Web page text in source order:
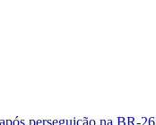
perseguição na BR-